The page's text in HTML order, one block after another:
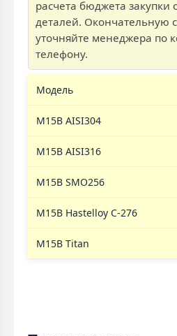
расчета бюджета закупки
деталей. Окончательную
уточняйте менеджера по
телефону.
Модель
M15B AISI304
M15B AISI316
M15B SMO256
M15B Hastelloy C-276
M15B Titan